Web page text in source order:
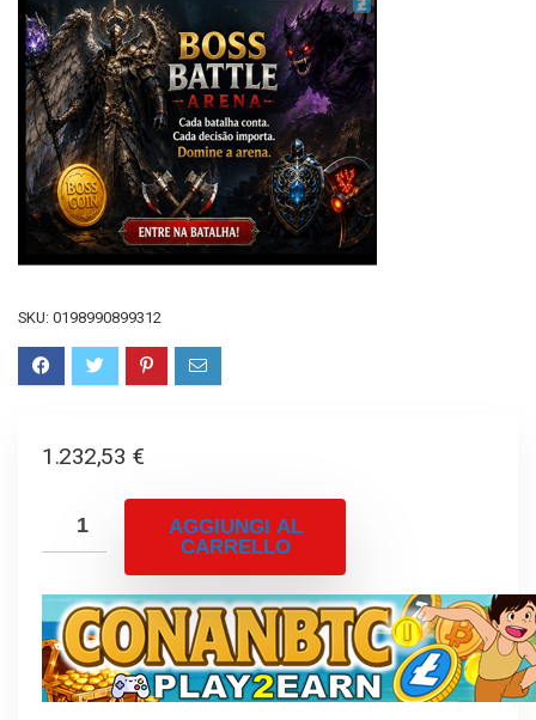
SKU: 0198990899312
1.232,53 €
AGGIUNGI AL
CARRELLO